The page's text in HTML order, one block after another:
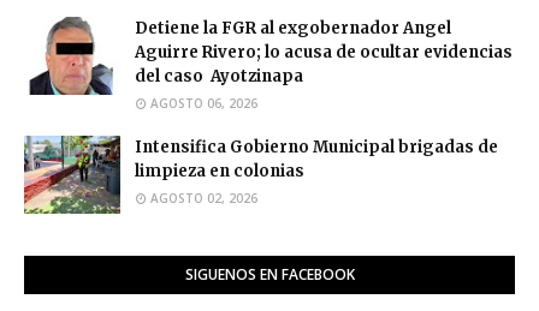
Detiene la FGR al exgobernador Angel
Aguirre Rivero; lo acusa de ocultar evidencias
del caso Ayotzinapa
AGOSTO 06, 2026
Intensifica Gobierno Municipal brigadas de
limpieza en colonias
AGOSTO 02, 2026
SIGUENOS EN FACEBOOK